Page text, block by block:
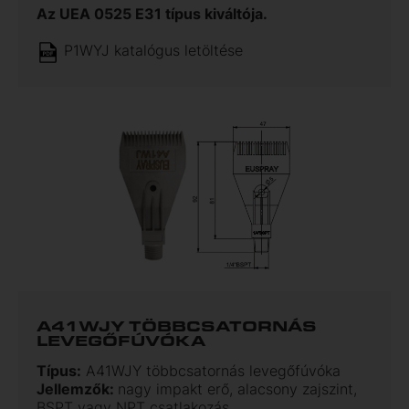
Az UEA 0525 E31 típus kiváltója.
P1WYJ katalógus letöltése
A41WJY TÖBBCSATORNÁS
LEVEGŐFÚVÓKA
Típus: A41WJY többcsatornás levegőfúvóka
Jellemzők: nagy impakt erő, alacsony zajszint,